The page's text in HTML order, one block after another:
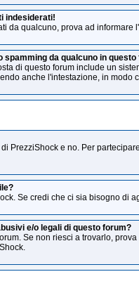
indesiderati!
da qualcuno, prova ad
spamming da qualcuno in
di questo forum include un
anche l'intestazione, in modo
PrezziShock e no. Per
Se credi che ci sia bisogno di
e/o legali di questo forum?
Se non riesci a trovarlo,